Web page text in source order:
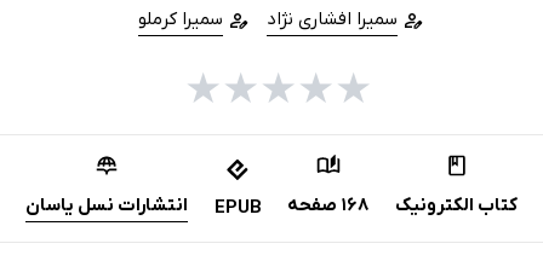
سمیرا افشاری نژاد سمیرا کرملو
★
★
★
★
★
کتاب الکترونیک 168 صفحه EPUB انتشارات نسل یاسان